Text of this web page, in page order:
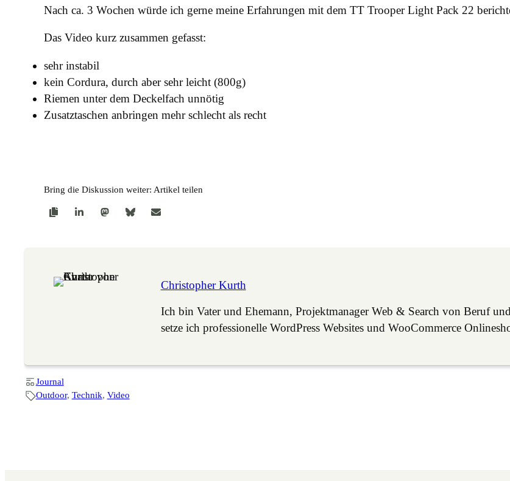
Nach ca. 3 Wochen würde ich gerne meine Erfahrungen mit dem TT Trooper Light Pack 22
Das Video kurz zusammen gefasst:
sehr instabil
kein Cordura, durch aber sehr leicht (800g)
Riemen unter dem Deckelfach unnötig
Zusatztaschen anbringen mehr schlecht als recht
Bring die Diskussion weiter: Artikel teilen
Christopher Kurth
Ich bin Vater und Ehemann, Projektmanager Web & Search von Beruf
setze ich professionelle WordPress Websites und WooCommerce
Journal
Outdoor, Technik, Video